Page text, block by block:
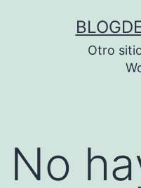
Otro
No